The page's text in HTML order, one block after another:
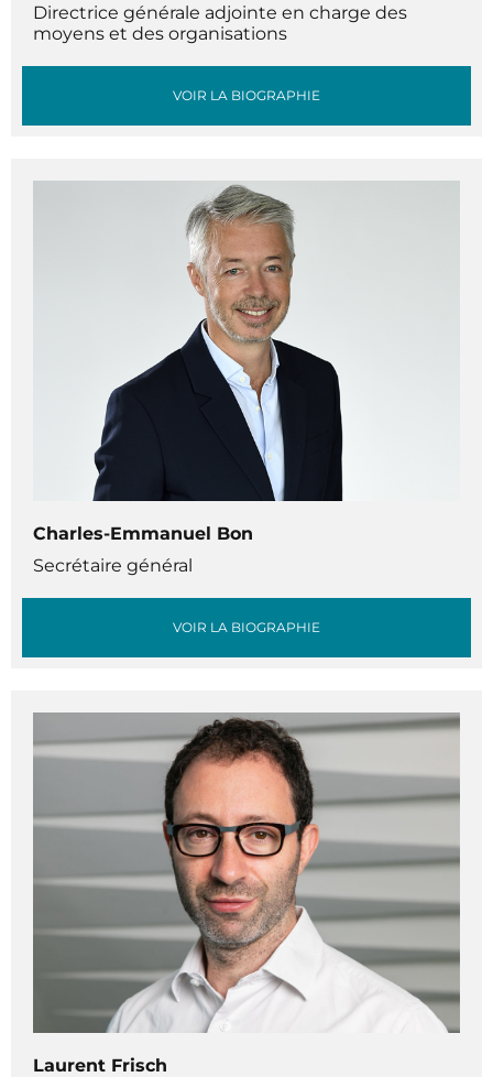
Directrice générale adjointe en charge des
moyens et des organisations
VOIR LA BIOGRAPHIE
Charles-Emmanuel Bon
Secrétaire général
VOIR LA BIOGRAPHIE
Laurent Frisch